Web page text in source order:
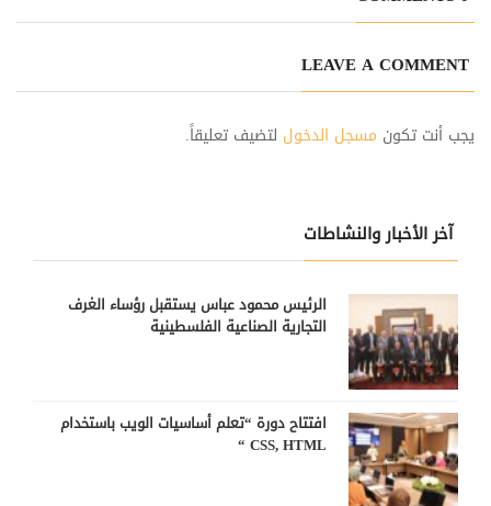
الأمنية الذين خدموا في
المحافظة.
LEAVE A COMMENT
يجب أنت تكون مسجل الدخول لتضيف تعليقاً.
آخر الأخبار والنشاطات
الرئيس محمود عباس يستقبل رؤساء الغرف
التجارية الصناعية الفلسطينية
افتتاح دورة “تعلم أساسيات الويب باستخدام
CSS, HTML “